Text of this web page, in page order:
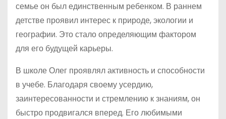
семье он был единственным ребенком. В раннем
детстве проявил интерес к природе, экологии и
географии. Это стало определяющим фактором
для его будущей карьеры.
В школе Олег проявлял активность и способности
в учебе. Благодаря своему усердию,
заинтересованности и стремлению к знаниям, он
быстро продвигался вперед. Его любимыми